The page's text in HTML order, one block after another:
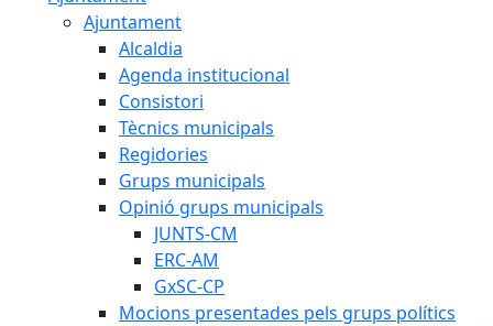
Ajuntament
Alcaldia
Agenda institucional
Consistori
Tècnics municipals
Regidories
Grups municipals
Opinió grups municipals
JUNTS-CM
ERC-AM
GxSC-CP
Mocions presentades pels grups polítics